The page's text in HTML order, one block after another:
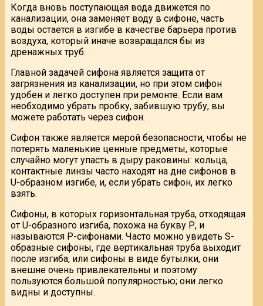
Когда вновь поступающая вода движется по
канализации, она заменяет воду в сифоне, часть
воды остается в изгибе в качестве барьера против
воздуха, который иначе возвращался бы из
дренажных труб.
Главной задачей сифона является защита от
загрязнения из канализации, но при этом сифон
удобен и легко доступен при ремонте. Если вам
необходимо убрать пробку, забившую трубу, вы
можете работать через сифон.
Сифон также является мерой безопасности, чтобы не
потерять маленькие ценные предметы, которые
случайно могут упасть в дыру раковины: кольца,
контактные линзы часто находят на дне сифонов в
U-образном изгибе, и, если убрать сифон, их легко
взять.
Сифоны, в которых горизонтальная труба, отходящая
от U-образного изгиба, похожа на букву Р, и
называются Р-сифонами. Часто можно увидеть S-
образные сифоны, где вертикальная труба выходит
после изгиба, или сифоны в виде бутылки, они
внешне очень привлекательны и поэтому
пользуются большой популярностью; они легко
видны и доступны.